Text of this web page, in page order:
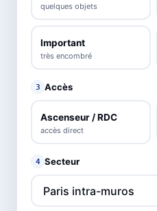
quelques objets
Important
très encombré
3 Accès
Ascenseur / RDC
accès direct
4 Secteur